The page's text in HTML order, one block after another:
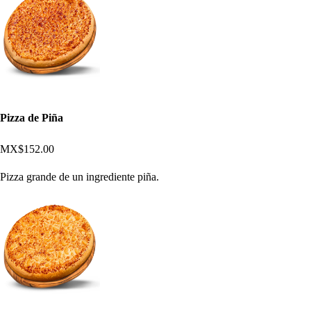
Pizza de Piña
MX$152.00
Pizza grande de un ingrediente piña.